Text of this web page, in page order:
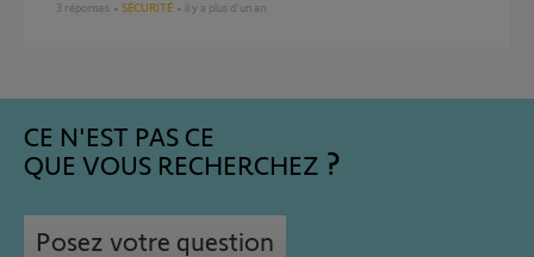
3 réponses SÉCURITÉ il y a plus d'un an
CE N'EST PAS CE
QUE VOUS RECHERCHEZ
Posez votre question